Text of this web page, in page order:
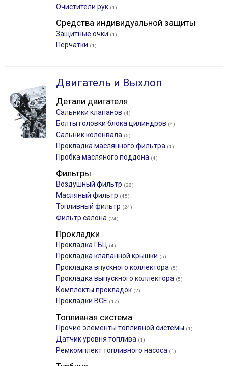
Очистители рук (1)
Средства индивидуальной защиты
Защитные очки (1)
Перчатки (1)
Двигатель и Выхлоп
Детали двигателя
Сальники клапанов (4)
Болты головки блока цилиндров (4)
Сальник коленвала (5)
Прокладка маслянного фильтра (1)
Пробка масляного поддона (4)
Фильтры
Воздушный фильтр (28)
Масляный фильтр (45)
Топливный фильтр (24)
Фильтр салона (24)
Прокладки
Прокладка ГБЦ (4)
Прокладка клапанной крышки (5)
Прокладка впускного коллектора (5)
Прокладка выпускного коллектора (5)
Комплекты прокладок (2)
Прокладки ВСЕ (17)
Топливная система
Прочие элементы топливной системы (1)
Датчик уровня топлива (1)
Ремкомплект топливного насоса (1)